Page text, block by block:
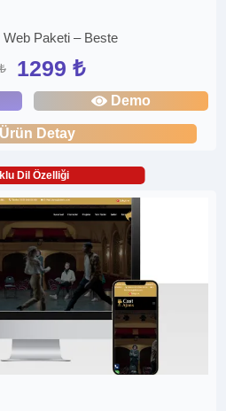
Web Paketi – Beste
1299 ₺
Demo
Ürün Detay
Dil Özelliği